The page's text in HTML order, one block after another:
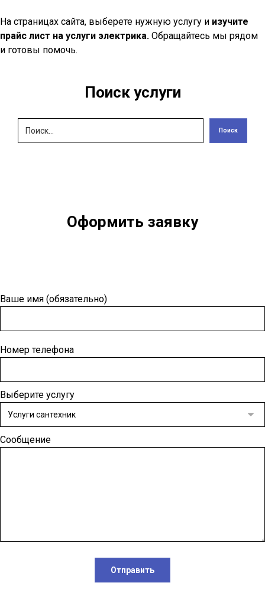
На страницах сайта, выберете нужную услугу и изучите
прайс лист на услуги электрика. Обращайтесь мы рядом
и готовы помочь.
Поиск услуги
Поиск
Оформить заявку
Ваше имя (обязательно)
Номер телефона
Выберите услугу
Сообщение
Отправить